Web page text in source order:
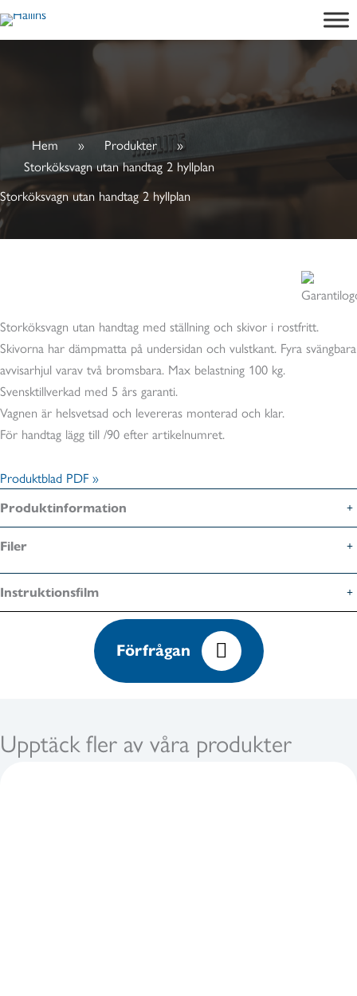
Hoppa
till
Hem » Produkter
»
Storköksvagn utan handtag 2 hyllplan
Storköksvagn utan handtag 2 hyllplan
Storköksvagn utan handtag med ställning och skivor i rostfritt.
Skivorna har dämpmatta på undersidan och vulstkant. Fyra svängbara
avvisarhjul varav två bromsbara. Max belastning 100 kg.
Svensktillverkad med 5 års garanti.
Vagnen är helsvetsad och levereras monterad och klar.
För handtag lägg till /90 efter artikelnumret.
Produktblad PDF »
Produktinformation
Filer
Instruktionsfilm
Förfrågan
Upptäck fler av våra produkter